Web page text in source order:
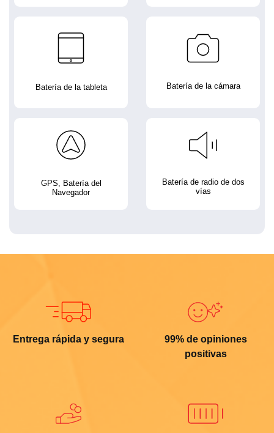
Batería de la tableta Batería de la cámara
GPS, Batería del
Navegador
Batería de radio de dos
vías
Entrega rápida y segura
99% de opiniones
positivas